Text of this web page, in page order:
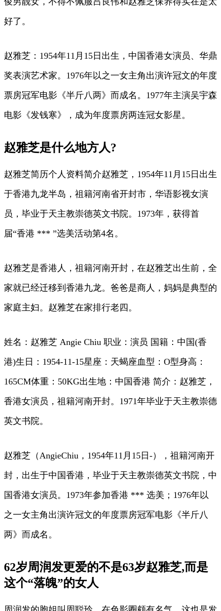
好了。
赵雅芝：1954年11月15日出生，中国香港女演员、华鼎
奖表演艺术家。1976年以之一女主角出演许冠文的年度
票房冠军电影《半斤八两》而成名。1977年主演吴宇森
电影《发钱寒》，成为年度票房两连冠女影星。
赵雅芝是什么地方人?
赵雅芝简历个人资料简介赵雅芝，1954年11月15日出生
于香港九龙半岛，祖籍河南省开封市，华语影视女演
员，毕业于天主教崇德英文书院。1973年，获得首
届“香港 *** ”选美活动第4名。
赵雅芝是香港人，祖籍河南开封，在赵雅芝出生前，全
家就已经迁移到香港九龙。爸爸是商人，妈妈是典型的
家庭主妇。赵雅芝在家排行老四。
姓名：赵雅芝 Angie Chiu 职业：演员 国籍：中国(香
港)生日：1954-11-15星座：天蝎座血型：O型身高：
165CM体重：50KG出生地：中国香港 简介：赵雅芝，
香港女演员，祖籍河南开封。1971年毕业于天主教崇德
英文书院。
赵雅芝（AngieChiu，1954年11月15日-），祖籍河南开
封，出生于中国香港，毕业于天主教崇德英文书院，中
国香港女演员。1973年参加香港 *** 选美；1976年以
之一女主角出演许冠文的年度票房冠军电影《半斤八
两》而成名。
62岁周润发更爱的不是63岁赵雅芝,而是
这个“落魄”的女人